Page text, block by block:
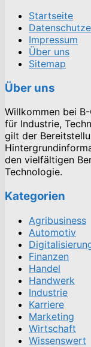
Startseite
Impressum
Über uns
Sitemap
Über uns
Willkommen bei
für Industrie,
gilt der
den vielfältigen
Technologie.
Kategorien
Agribusiness
Automotiv
Finanzen
Handel
Handwerk
Industrie
Karriere
Marketing
Wirtschaft
Wissenswert